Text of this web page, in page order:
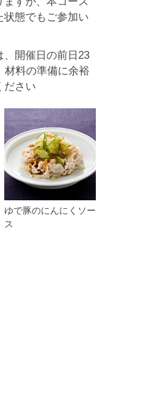
状態でもご参加い
開催日の前日23
材料の準備に余裕
ださい
ゆで豚のにんにくソー
ス